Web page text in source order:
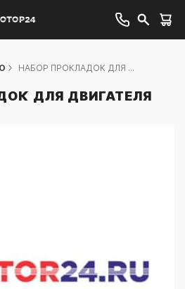
НАБОР ПРОКЛАДОК ДЛЯ ...
ДЛЯ ДВИГАТЕЛЯ